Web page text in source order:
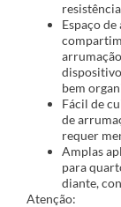
Espaço
bem
Fácil de
de
requer
Amplas
para
diante,
Atenção: